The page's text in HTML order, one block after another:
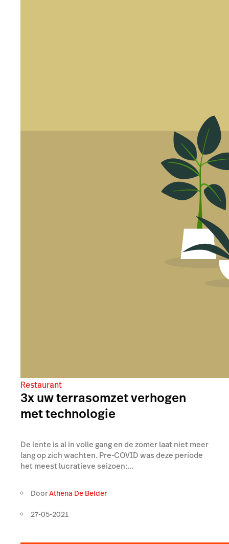
Restaurant
3x uw terrasomzet verhogen
met technologie
De lente is al in volle gang en de zomer laat niet meer
lang op zich wachten. Pre-COVID was deze periode
het meest lucratieve seizoen:...
DoorAthena De Belder
27-05-2021